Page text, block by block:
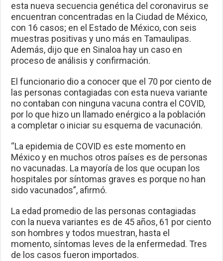
esta nueva secuencia genética del coronavirus se
encuentran concentradas en la Ciudad de México,
con 16 casos; en el Estado de México, con seis
muestras positivas y uno más en Tamaulipas.
Además, dijo que en Sinaloa hay un caso en
proceso de análisis y confirmación.
El funcionario dio a conocer que el 70 por ciento de
las personas contagiadas con esta nueva variante
no contaban con ninguna vacuna contra el COVID,
por lo que hizo un llamado enérgico a la población
a completar o iniciar su esquema de vacunación.
“La epidemia de COVID es este momento en
México y en muchos otros países es de personas
no vacunadas. La mayoría de los que ocupan los
hospitales por síntomas graves es porque no han
sido vacunados”, afirmó.
La edad promedio de las personas contagiadas
con la nueva variantes es de 45 años, 61 por ciento
son hombres y todos muestran, hasta el
momento, síntomas leves de la enfermedad. Tres
de los casos fueron importados.